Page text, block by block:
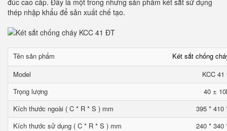
đúc cao cấp. Đây là một trong nhưng sản phẩm két sắt sử dụng
thép nhập khẩu để sản xuất chế tạo.
Tên sản phẩm
Két sắt chống
Model
KCC
Trọng lượng
40 ±
Kích thước ngoài ( C * R * S ) mm
395 * 410
Kích thước sử dụng ( C * R * S ) mm
240 * 340